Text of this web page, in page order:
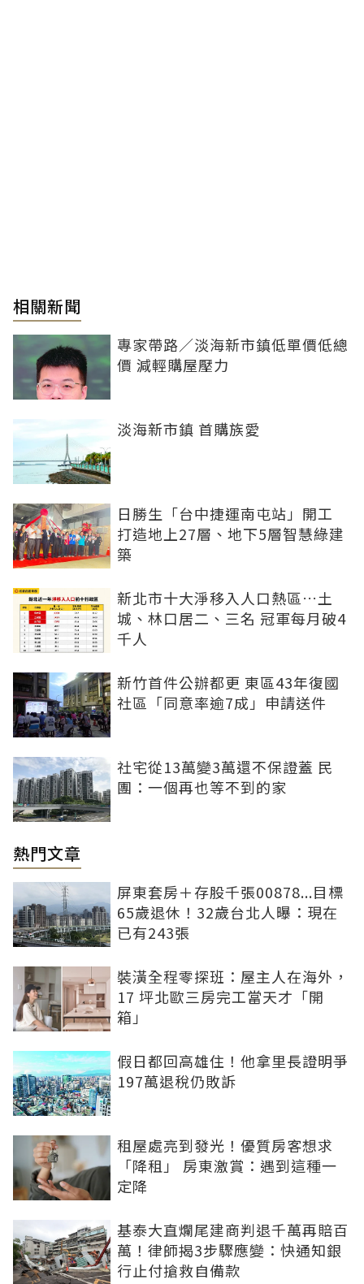
相關新聞
專家帶路／淡海新市鎮低單價低總
價 減輕購屋壓力
淡海新市鎮 首購族愛
日勝生「台中捷運南屯站」開工
打造地上27層、地下5層智慧綠建
築
新北市十大淨移入人口熱區…土
城、林口居二、三名 冠軍每月破4
千人
新竹首件公辦都更 東區43年復國
社區「同意率逾7成」申請送件
社宅從13萬變3萬還不保證蓋 民
團：一個再也等不到的家
熱門文章
屏東套房＋存股千張00878...目標
65歲退休！32歲台北人曝：現在
已有243張
裝潢全程零探班：屋主人在海外，
17 坪北歐三房完工當天才「開
箱」
假日都回高雄住！他拿里長證明爭
197萬退稅仍敗訴
租屋處亮到發光！優質房客想求
「降租」 房東激賞：遇到這種一
定降
基泰大直爛尾建商判退千萬再賠百
萬！律師揭3步驟應變：快通知銀
行止付搶救自備款